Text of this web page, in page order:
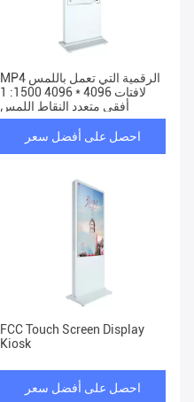
MP4 الرقمية التي تعمل باللمس
لافتات 4096 * 4096 1500: 1
أفقي متعدد النقاط اللمس
احصل على أفضل سعر
FCC Touch Screen Display
Kiosk
احصل على أفضل سعر